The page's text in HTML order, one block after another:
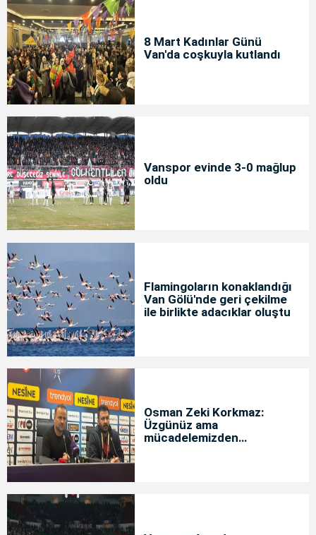
8 Mart Kadınlar Günü
Van'da coşkuyla kutlandı
Vanspor evinde 3-0 mağlup
oldu
Flamingoların konaklandığı
Van Gölü'nde geri çekilme
ile birlikte adacıklar oluştu
Osman Zeki Korkmaz:
Üzgünüz ama
mücadelemizden